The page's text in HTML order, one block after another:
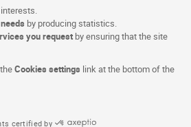
by producing statistics.
you request by ensuring that the site
Cookies settings link at the bottom of the
certified by